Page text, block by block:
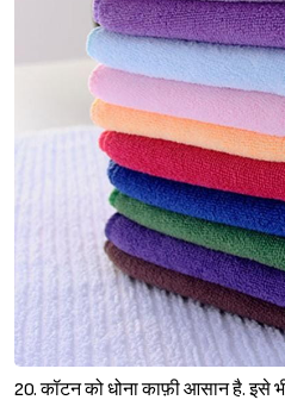
20. कॉटन को धोना काफ़ी आसान है. इसे